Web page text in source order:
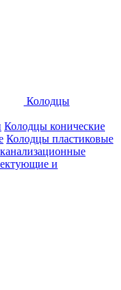
Колодцы
Колодцы конические
Колодцы пластиковые
и